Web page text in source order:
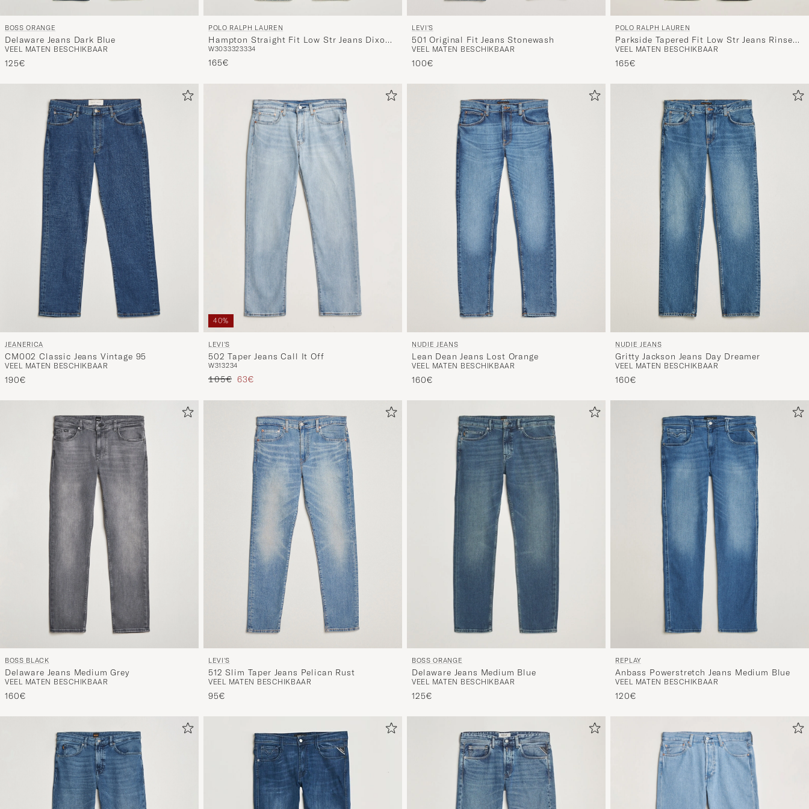
BOSS ORANGE
Delaware Jeans Dark Blue
VEEL MATEN BESCHIKBAAR
125€
POLO RALPH LAUREN
Hampton Straight Fit Low Str Jeans Dixon
Street
W3033323334
165€
LEVI'S
501 Original Fit Jeans Stonewash
VEEL MATEN BESCHIKBAAR
100€
POLO RALPH LAUREN
Parkside Tapered Fit Low Str Jeans Rinse
Stretch
VEEL MATEN BESCHIKBAAR
165€
JEANERICA
CM002 Classic Jeans Vintage 95
VEEL MATEN BESCHIKBAAR
190€
40%
LEVI'S
502 Taper Jeans Call It Off
W313234
Reguliere prijs
105€ Verlaagd prijs
63€
NUDIE JEANS
Lean Dean Jeans Lost Orange
VEEL MATEN BESCHIKBAAR
160€
NUDIE JEANS
Gritty Jackson Jeans Day Dreamer
VEEL MATEN BESCHIKBAAR
160€
BOSS BLACK
Delaware Jeans Medium Grey
VEEL MATEN BESCHIKBAAR
160€
LEVI'S
512 Slim Taper Jeans Pelican Rust
VEEL MATEN BESCHIKBAAR
95€
BOSS ORANGE
Delaware Jeans Medium Blue
VEEL MATEN BESCHIKBAAR
125€
REPLAY
Anbass Powerstretch Jeans Medium Blue
VEEL MATEN BESCHIKBAAR
120€